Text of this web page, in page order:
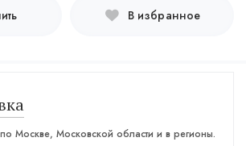
В избранное
Москве, Московской области и в регионы.